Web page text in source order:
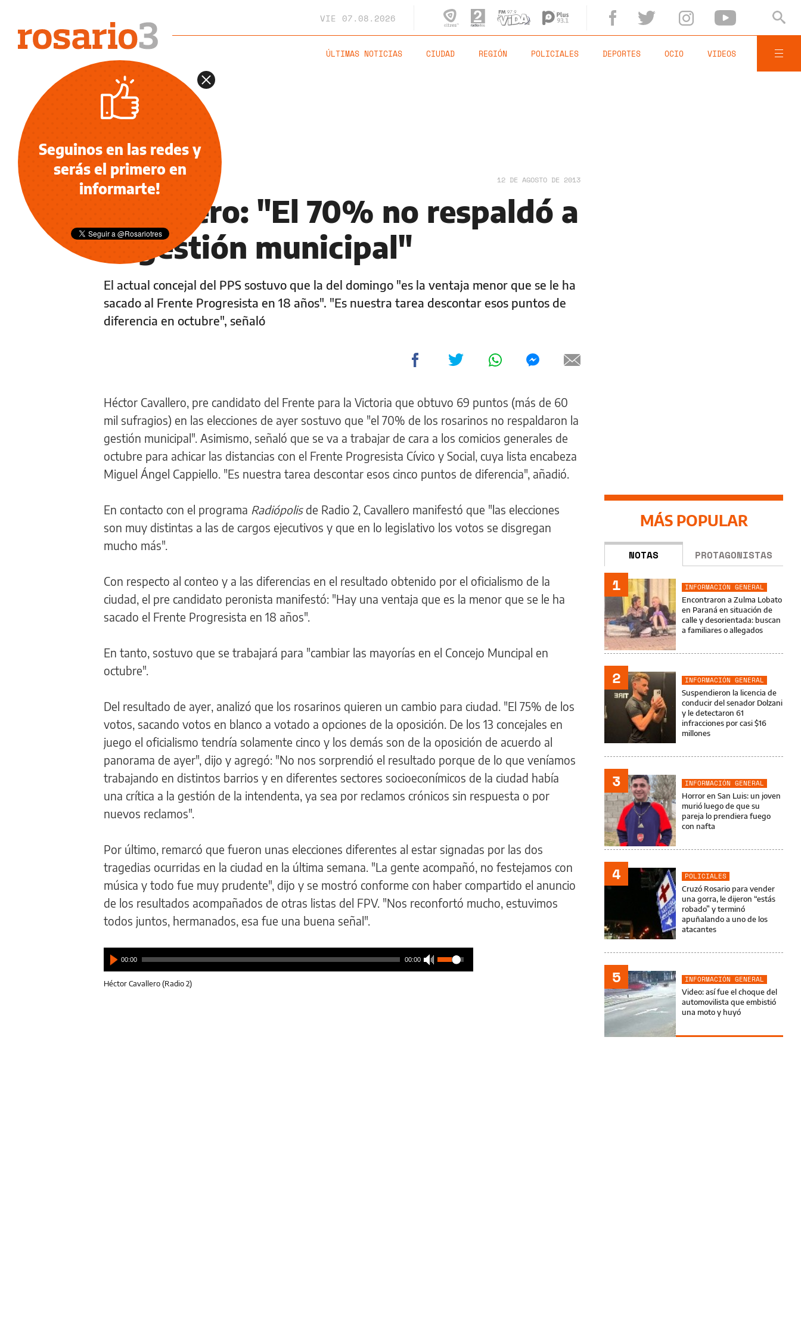
VIE 07.08.2026
ÚLTIMAS NOTICIAS CIUDAD REGIÓN POLICIALES DEPORTES OCIO VIDEOS
NOTICIAS 12 DE AGOSTO DE 2013
Cavallero: "El 70% no respaldó a
la gestión municipal"
El actual concejal del PPS sostuvo que la del domingo "es la ventaja menor que se le ha
sacado al Frente Progresista en 18 años". "Es nuestra tarea descontar esos puntos de
diferencia en octubre", señaló
Héctor Cavallero, pre candidato del Frente para la Victoria que obtuvo 69 puntos (más de 60
mil sufragios) en las elecciones de ayer sostuvo que "el 70% de los rosarinos no respaldaron la
gestión municipal". Asimismo, señaló que se va a trabajar de cara a los comicios generales de
octubre para achicar las distancias con el Frente Progresista Cívico y Social, cuya lista encabeza
Miguel Ángel Cappiello. "Es nuestra tarea descontar esos cinco puntos de diferencia", añadió.
En contacto con el programa Radiópolis de Radio 2, Cavallero manifestó que "las elecciones
son muy distintas a las de cargos ejecutivos y que en lo legislativo los votos se disgregan
mucho más".
Con respecto al conteo y a las diferencias en el resultado obtenido por el oficialismo de la
ciudad, el pre candidato peronista manifestó: "Hay una ventaja que es la menor que se le ha
sacado el Frente Progresista en 18 años".
En tanto, sostuvo que se trabajará para "cambiar las mayorías en el Concejo Muncipal en
octubre".
Del resultado de ayer, analizó que los rosarinos quieren un cambio para ciudad. "El 75% de los
votos, sacando votos en blanco a votado a opciones de la oposición. De los 13 concejales en
juego el oficialismo tendría solamente cinco y los demás son de la oposición de acuerdo al
panorama de ayer", dijo y agregó: "No nos sorprendió el resultado porque de lo que veníamos
trabajando en distintos barrios y en diferentes sectores socioeconímicos de la ciudad había
una crítica a la gestión de la intendenta, ya sea por reclamos crónicos sin respuesta o por
nuevos reclamos".
Por último, remarcó que fueron unas elecciones diferentes al estar signadas por las dos
tragedias ocurridas en la ciudad en la última semana. "La gente acompañó, no festejamos con
música y todo fue muy prudente", dijo y se mostró conforme con haber compartido el anuncio
de los resultados acompañados de otras listas del FPV. "Nos reconfortó mucho, estuvimos
todos juntos, hermanados, esa fue una buena señal".
00:00 00:00
Héctor Cavallero (Radio 2)
MÁS POPULAR
NOTAS PROTAGONISTAS
1
INFORMACIÓN GENERAL
Encontraron a Zulma Lobato
en Paraná en situación de
calle y desorientada: buscan
a familiares o allegados
2
INFORMACIÓN GENERAL
Suspendieron la licencia de
conducir del senador Dolzani
y le detectaron 61
infracciones por casi $16
millones
3
INFORMACIÓN GENERAL
Horror en San Luis: un joven
murió luego de que su
pareja lo prendiera fuego
con nafta
4
POLICIALES
Cruzó Rosario para vender
una gorra, le dijeron “estás
robado” y terminó
apuñalando a uno de los
atacantes
5
INFORMACIÓN GENERAL
Video: así fue el choque del
automovilista que embistió
una moto y huyó
Seguinos en las redes y
serás el primero en
informarte!